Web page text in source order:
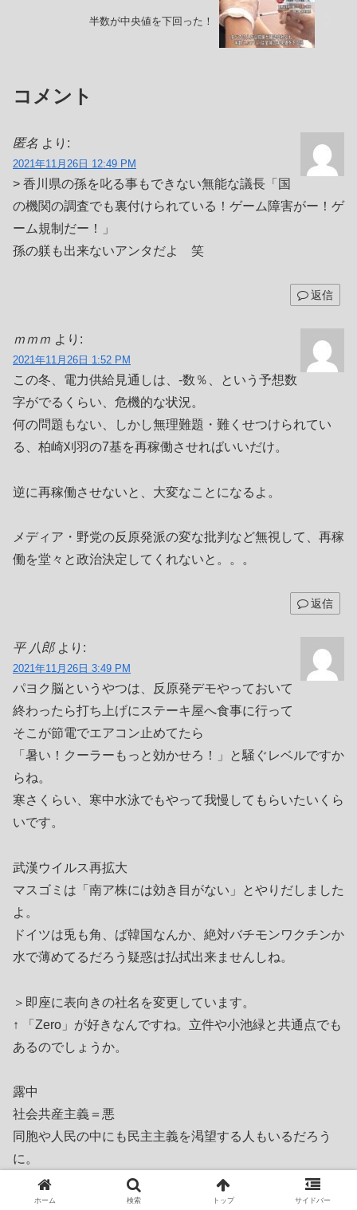
半数が中央値を下回った！
コメント
匿名 より:
2021年11月26日 12:49 PM
> 香川県の孫を叱る事もできない無能な議長「国
の機関の調査でも裏付けられている！ゲーム障害がー！ゲ
ーム規制だー！」
孫の躾も出来ないアンタだよ 笑
返信
ｍｍｍ より:
2021年11月26日 1:52 PM
この冬、電力供給見通しは、-数％、という予想数
字がでるくらい、危機的な状況。
何の問題もない、しかし無理難題・難くせつけられてい
る、柏崎刈羽の7基を再稼働させればいいだけ。
逆に再稼働させないと、大変なことになるよ。
メディア・野党の反原発派の変な批判など無視して、再稼
働を堂々と政治決定してくれないと。。。
返信
平 八郎 より:
2021年11月26日 3:49 PM
パヨク脳というやつは、反原発デモやっておいて
終わったら打ち上げにステーキ屋へ食事に行って
そこが節電でエアコン止めてたら
「暑い！クーラーもっと効かせろ！」と騒ぐレベルですか
らね。
寒さくらい、寒中水泳でもやって我慢してもらいたいくら
いです。
武漢ウイルス再拡大
マスゴミは「南ア株には効き目がない」とやりだしました
よ。
ドイツは兎も角、ば韓国なんか、絶対バチモンワクチンか
水で薄めてるだろう疑惑は払拭出来ませんしね。
＞即座に表向きの社名を変更しています。
↑ 「Zero」が好きなんですね。立件や小池緑と共通点でも
あるのでしょうか。
露中
社会共産主義＝悪
同胞や人民の中にも民主主義を渇望する人もいるだろう
に。
独裁支配者だけが忌み嫌う民主主義。
そのくせ、何処ぞの凶惨党委員長は「民主主義を取り戻
ホーム 検索 トップ サイドバー